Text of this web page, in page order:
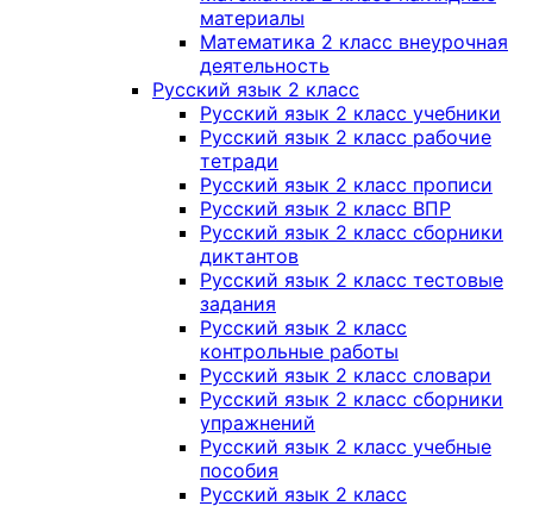
материалы
Математика 2 класс внеурочная
деятельность
Русский язык 2 класс
Русский язык 2 класс учебники
Русский язык 2 класс рабочие
тетради
Русский язык 2 класс прописи
Русский язык 2 класс ВПР
Русский язык 2 класс сборники
диктантов
Русский язык 2 класс тестовые
задания
Русский язык 2 класс
контрольные работы
Русский язык 2 класс словари
Русский язык 2 класс сборники
упражнений
Русский язык 2 класс учебные
пособия
Русский язык 2 класс